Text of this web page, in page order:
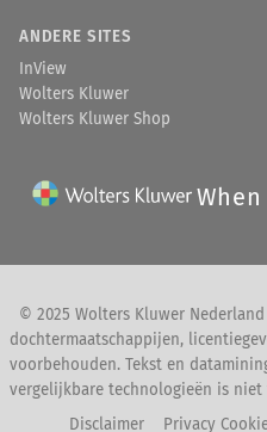
ANDERE SITES
InView
Wolters Kluwer
Wolters Kluwer Shop
© 2025 Wolters Kluwer
dochtermaatschappijen,
voorbehouden. Tekst en
vergelijkbare technologieën is niet
Disclaimer
Privacy